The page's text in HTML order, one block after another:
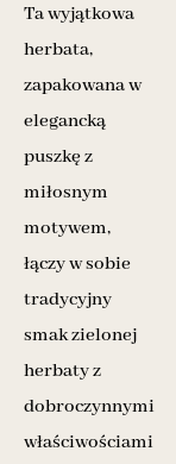
Ta wyjątkowa
herbata,
zapakowana w
elegancką
puszkę z
miłosnym
motywem,
łączy w sobie
tradycyjny
smak zielonej
herbaty z
dobroczynnymi
właściwościami